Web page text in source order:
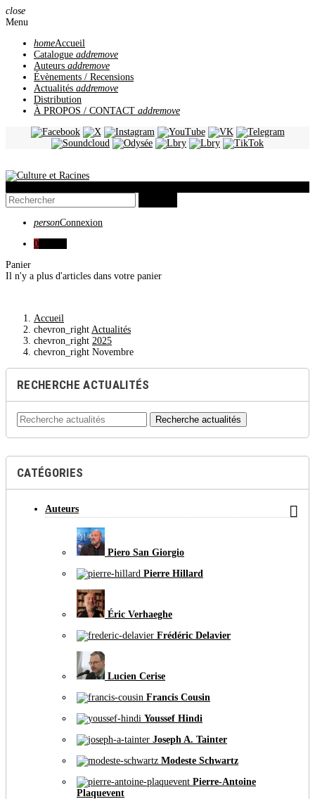
close
Menu
homeAccueil
Catalogue addremove
Auteurs addremove
Évènements / Recensions
Actualités addremove
Distribution
À PROPOS / CONTACT addremove
personConnexion
0
Panier
Il n'y a plus d'articles dans votre panier
Accueil
chevron_right Actualités
chevron_right 2025
chevron_right Novembre
RECHERCHE ACTUALITÉS
Recherche actualités
CATÉGORIES
Auteurs 
Piero San Giorgio
Pierre Hillard
Éric Verhaeghe
Frédéric Delavier
Lucien Cerise
Francis Cousin
Youssef Hindi
Joseph A. Tainter
Modeste Schwartz
Pierre-Antoine
Plaquevent